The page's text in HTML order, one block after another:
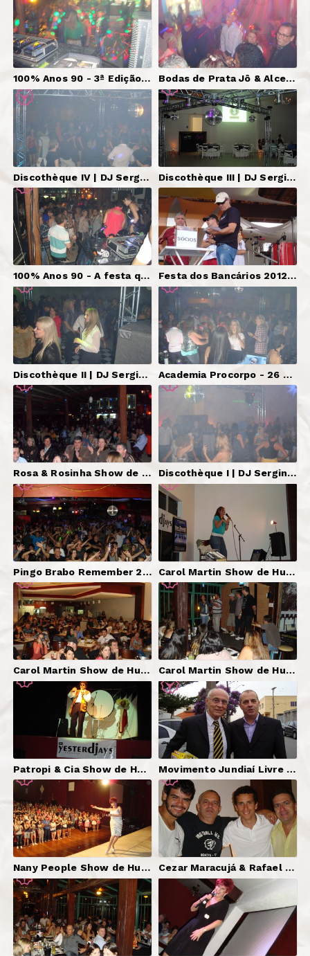
100% Anos 90 - 3ª Edição | DJs, Som, Iluminação, Telão. Bodas de Prata Jô & Alceu | DJ, Som, Iluminação.
Discothèque IV | DJ Serginho Brazil, Som, Iluminação, Telões. Discothèque III | DJ Serginho Brazil, Som, Iluminação, Telões.
100% Anos 90 - A festa que nunca foi feita | DJ, Som, Iluminação, Telão. Festa dos Bancários 2012 | DJ Serginho Brazil, Controle de Protaria.
Discothèque II | DJ Serginho Brazil, Som, Iluminação, Telões. Academia Procorpo - 26 Anos | DJ, Som, Iluminação, Telão.
Rosa & Rosinha Show de Humor | Produção, Som, Iluminação. Discothèque I | DJ Serginho Brazil, Som, Iluminação, Telão.
Pingo Brabo Remember 2012 | DJ Serginho Brazil, Telão. Carol Martin Show de Humor | Produção.
Carol Martin Show de Humor | Produção. Carol Martin Show de Humor | Produção.
Patropi & Cia Show de Humor | Produção. Movimento Jundiaí Livre | Mestre de Cerimônias.
Nany People Show de Humor | Produção. Cezar Maracujá & Rafael Portugal Show de Humor | Produção.